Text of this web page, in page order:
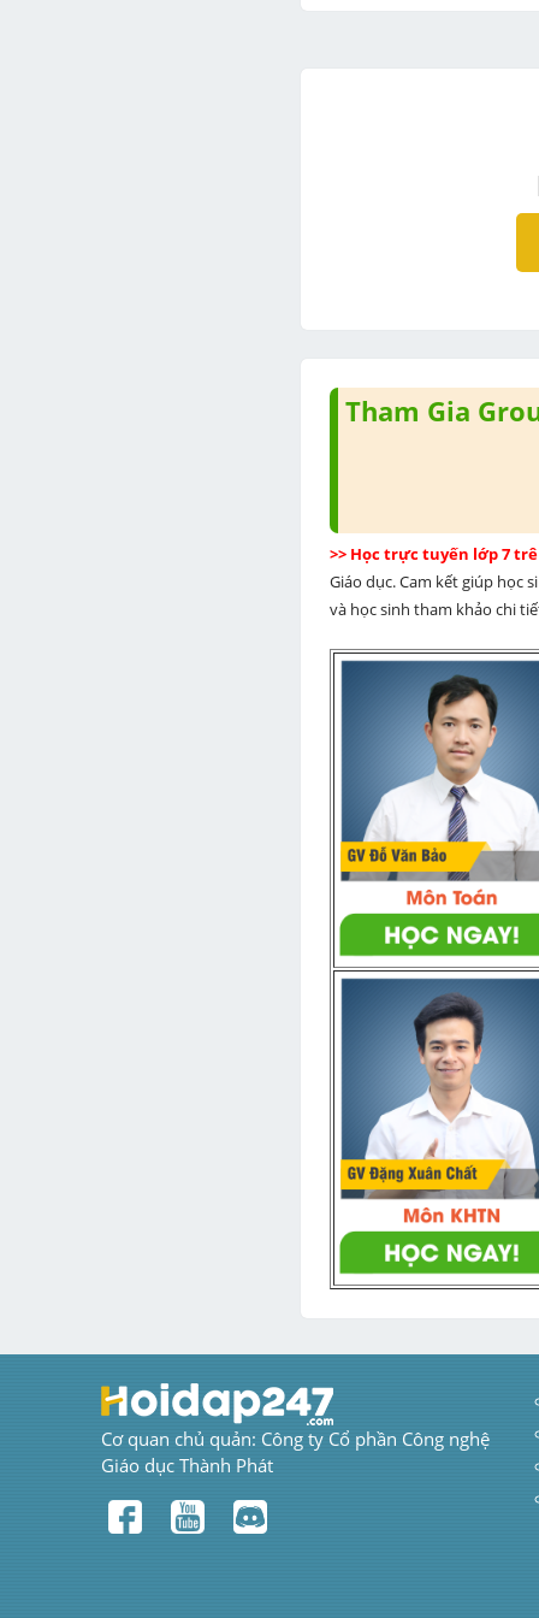
Tham Gia
>> Học trực tuyến lớp 7
Giáo dục. Cam kết giúp học
và học sinh tham khảo chi
Cơ quan chủ quản: Công ty Cổ phần Công nghệ
Giáo dục Thành Phát